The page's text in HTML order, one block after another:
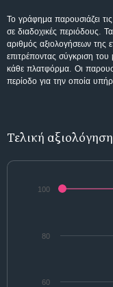
Το γράφημα παρουσιάζει
σε διαδοχικές περιόδους.
αριθμός αξιολογήσεων της
επιτρέποντας σύγκριση
κάθε πλατφόρμα. Οι
περίοδο για την οποία
Τελική αξιολόγηση
60
80
100